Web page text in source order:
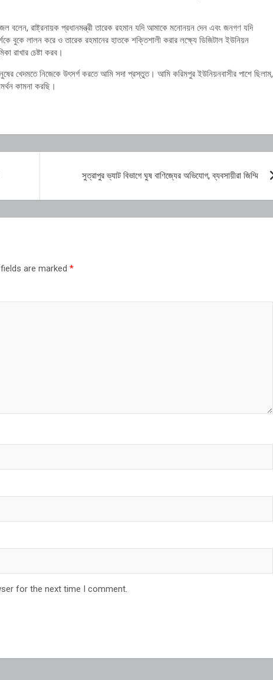
বলেন, রাষ্ট্রনায়ক প্রধানমন্ত্রী তারেক রহমান যদি আমাকে মনোনয়ন দেন এবং জনগণ যদি
বুকে লালন করে ও তারেক রহমানের হাতকে শক্তিশালী করার লক্ষ্যে ডিজিটাল ইউনিয়ন
রাখার চেষ্টা করব।
খেদমতে নিজেকে উৎসর্গ করতে আমি সদা প্রস্তুত। আমি করিমপুর ইউনিয়নবাসীর পাশে ছিলাম,
কামনা করছি।
সুত্রাপুর ভ্যাট বিভাগে ঘুষ বাণিজ্যের অভিযোগ, ব্যবসায়ীরা জিম্মি
are marked *
for the next time I comment.